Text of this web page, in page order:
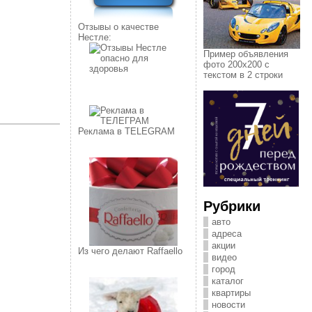
Отзывы о качестве
Нестле:
Реклама в TELEGRAM
Из чего делают Raffaello
Пример объявления
фото 200х200 с
текстом в 2 строки
Рубрики
авто
адреса
акции
видео
город
каталог
квартиры
новости